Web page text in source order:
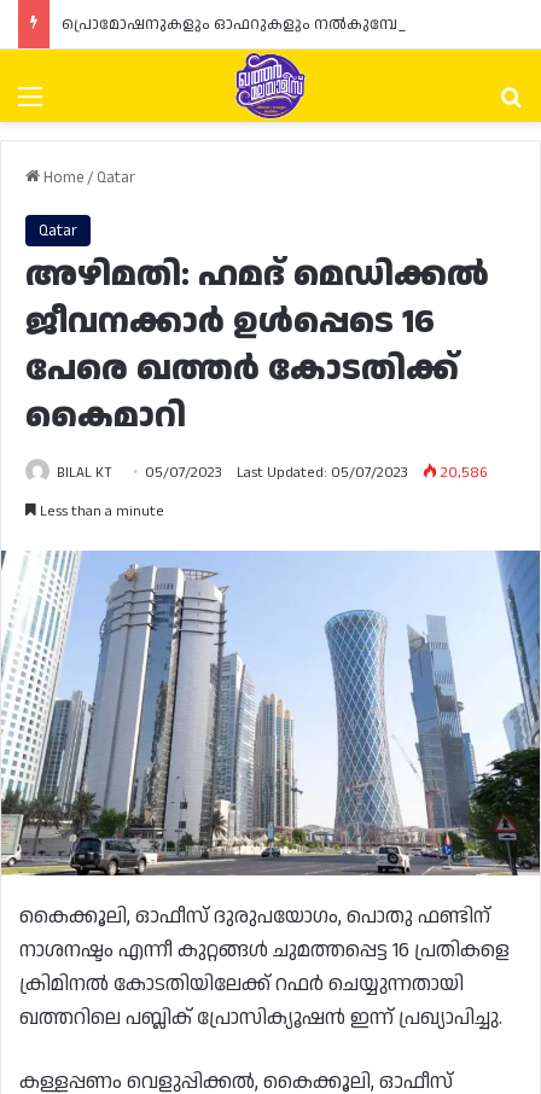
Menu
Home/ Qatar
Qatar
അഴിമതി: ഹമദ് മെഡിക്കൽ
ജീവനക്കാർ ഉൾപ്പെടെ 16
പേരെ ഖത്തർ കോടതിക്ക്
കൈമാറി
BILAL KT 05/07/2023 Last Updated: 05/07/2023
20,586
Less than a minute
കൈക്കൂലി, ഓഫീസ് ദുരുപയോഗം, പൊതു ഫണ്ടിന്
നാശനഷ്ടം എന്നീ കുറ്റങ്ങൾ ചുമത്തപ്പെട്ട 16 പ്രതികളെ
ക്രിമിനൽ കോടതിയിലേക്ക് റഫർ ചെയ്യുന്നതായി
ഖത്തറിലെ പബ്ലിക് പ്രോസിക്യൂഷൻ ഇന്ന് പ്രഖ്യാപിച്ചു.
കള്ളപ്പണം വെളുപ്പിക്കൽ, കൈക്കൂലി, ഓഫീസ്